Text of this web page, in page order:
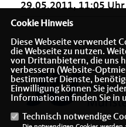
29.05.2011, 11:05 Uhr
Cookie Hinweis
Diese Webseite verwendet
die Webseite zu nutzen.
von Drittanbietern, die uns
verbessern (Website-
bestimmter Dienste,
Einwilligung können Sie
Informationen finden Sie in
Technisch notwendige